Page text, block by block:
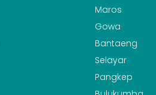
Maros
Gowa
Bantaeng
Selayar
Pangkep